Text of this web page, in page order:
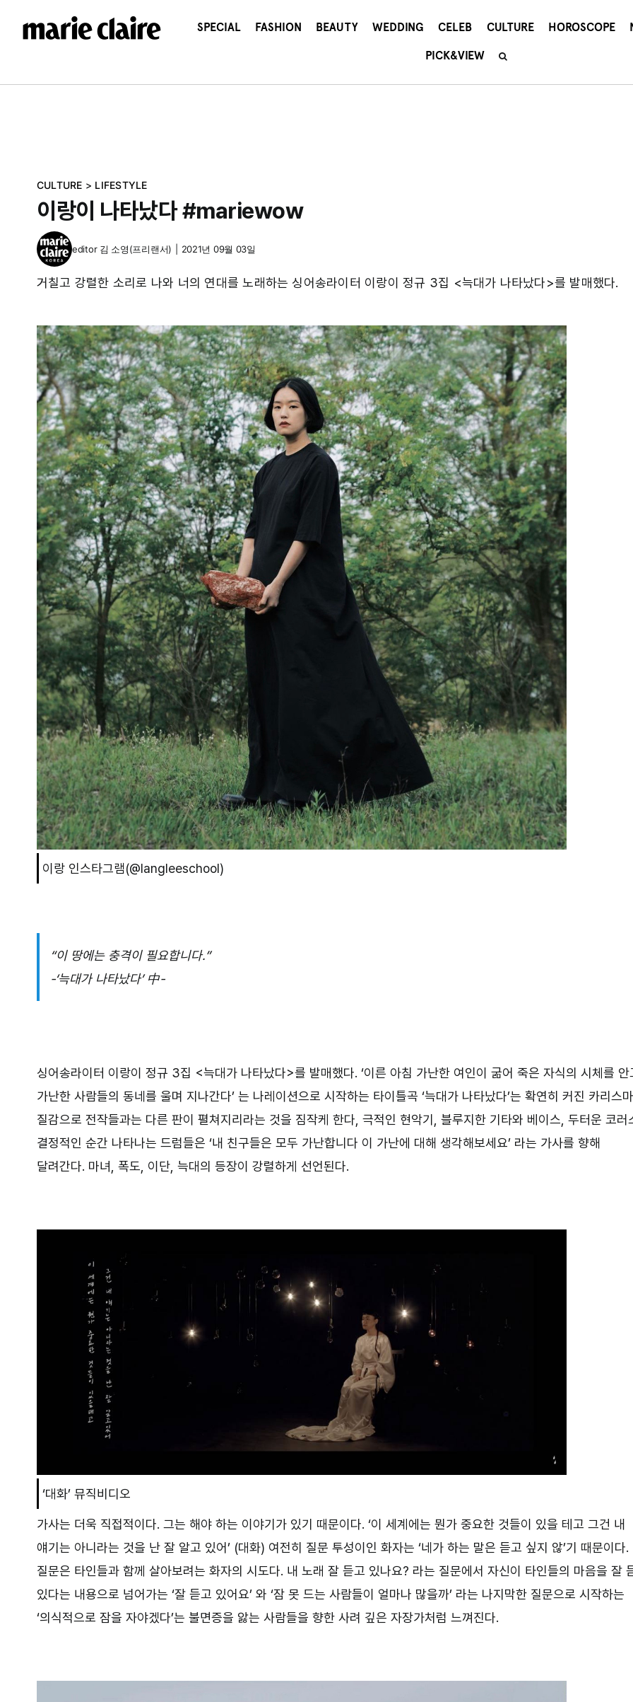
건
SPECIAL FASHION BEAUTY WEDDING CELEB CULTURE HOROSCOPE
PICK&VIEW
CULTURE > LIFESTYLE
이랑이 나타났다 #mariewow
editor 김 소영(프리랜서) 2021년 09월 03일
거칠고 강렬한 소리로 나와 너의 연대를 노래하는 싱어송라이터 이랑이 정규 3집 <늑대가 나타났다>를 발매했다.
이랑 인스타그램(@langleeschool)
“이 땅에는 충격이 필요합니다.”
-‘늑대가 나타났다’ 中-
싱어송라이터 이랑이 정규 3집 <늑대가 나타났다>를 발매했다. ‘이른 아침 가난한 여인이 굶어 죽은 자식의 시체를 안
가난한 사람들의 동네를 울며 지나간다’ 는 나레이션으로 시작하는 타이틀곡 ‘늑대가 나타났다’는 확연히 커진 카리스
질감으로 전작들과는 다른 판이 펼쳐지리라는 것을 짐작케 한다, 극적인 현악기, 블루지한 기타와 베이스, 두터운 코러
결정적인 순간 나타나는 드럼들은 ‘내 친구들은 모두 가난합니다 이 가난에 대해 생각해보세요’ 라는 가사를 향해
달려간다. 마녀, 폭도, 이단, 늑대의 등장이 강렬하게 선언된다.
‘대화’ 뮤직비디오
가사는 더욱 직접적이다. 그는 해야 하는 이야기가 있기 때문이다. ‘이 세계에는 뭔가 중요한 것들이 있을 테고 그건 내
얘기는 아니라는 것을 난 잘 알고 있어’ (대화) 여전히 질문 투성이인 화자는 ‘네가 하는 말은 듣고 싶지 않’기 때문이다.
질문은 타인들과 함께 살아보려는 화자의 시도다. 내 노래 잘 듣고 있나요? 라는 질문에서 자신이 타인들의 마음을 잘
있다는 내용으로 넘어가는 ‘잘 듣고 있어요’ 와 ‘잠 못 드는 사람들이 얼마나 많을까’ 라는 나지막한 질문으로 시작하는
‘의식적으로 잠을 자야겠다’는 불면증을 앓는 사람들을 향한 사려 깊은 자장가처럼 느껴진다.